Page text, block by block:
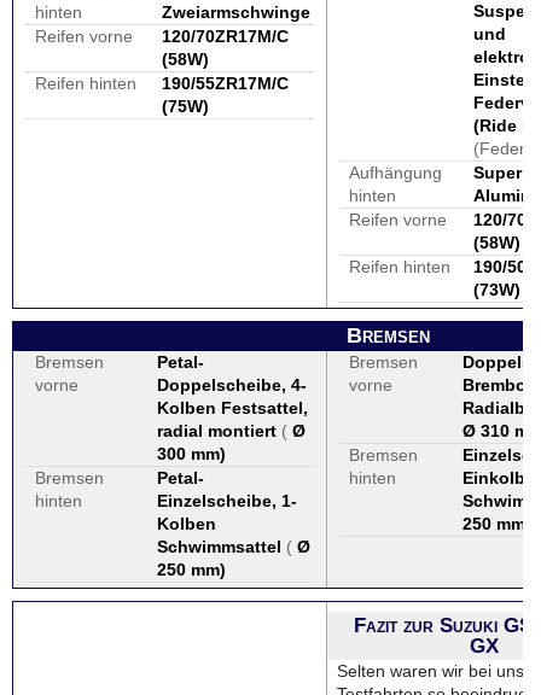
hinten
Zweiarmschwinge
Reifen vorne
120/70ZR17M/C
(58W)
Reifen hinten
190/55ZR17M/C
(75W)
und
(Ride
Aufhängung
hinten
Reifen vorne
120/
(58W)
Reifen hinten
190/
(73W)
Bremsen
Bremsen
vorne
Petal-
Doppelscheibe, 4-
Kolben Festsattel,
radial montiert ( Ø
300 mm)
Bremsen
hinten
Petal-
Einzelscheibe, 1-
Kolben
Schwimmsattel ( Ø
250 mm)
Bremsen
vorne
Brembo
Ø 310
Bremsen
hinten
250 mm
Fazit zur Suzuki
GX
Selten waren wir bei